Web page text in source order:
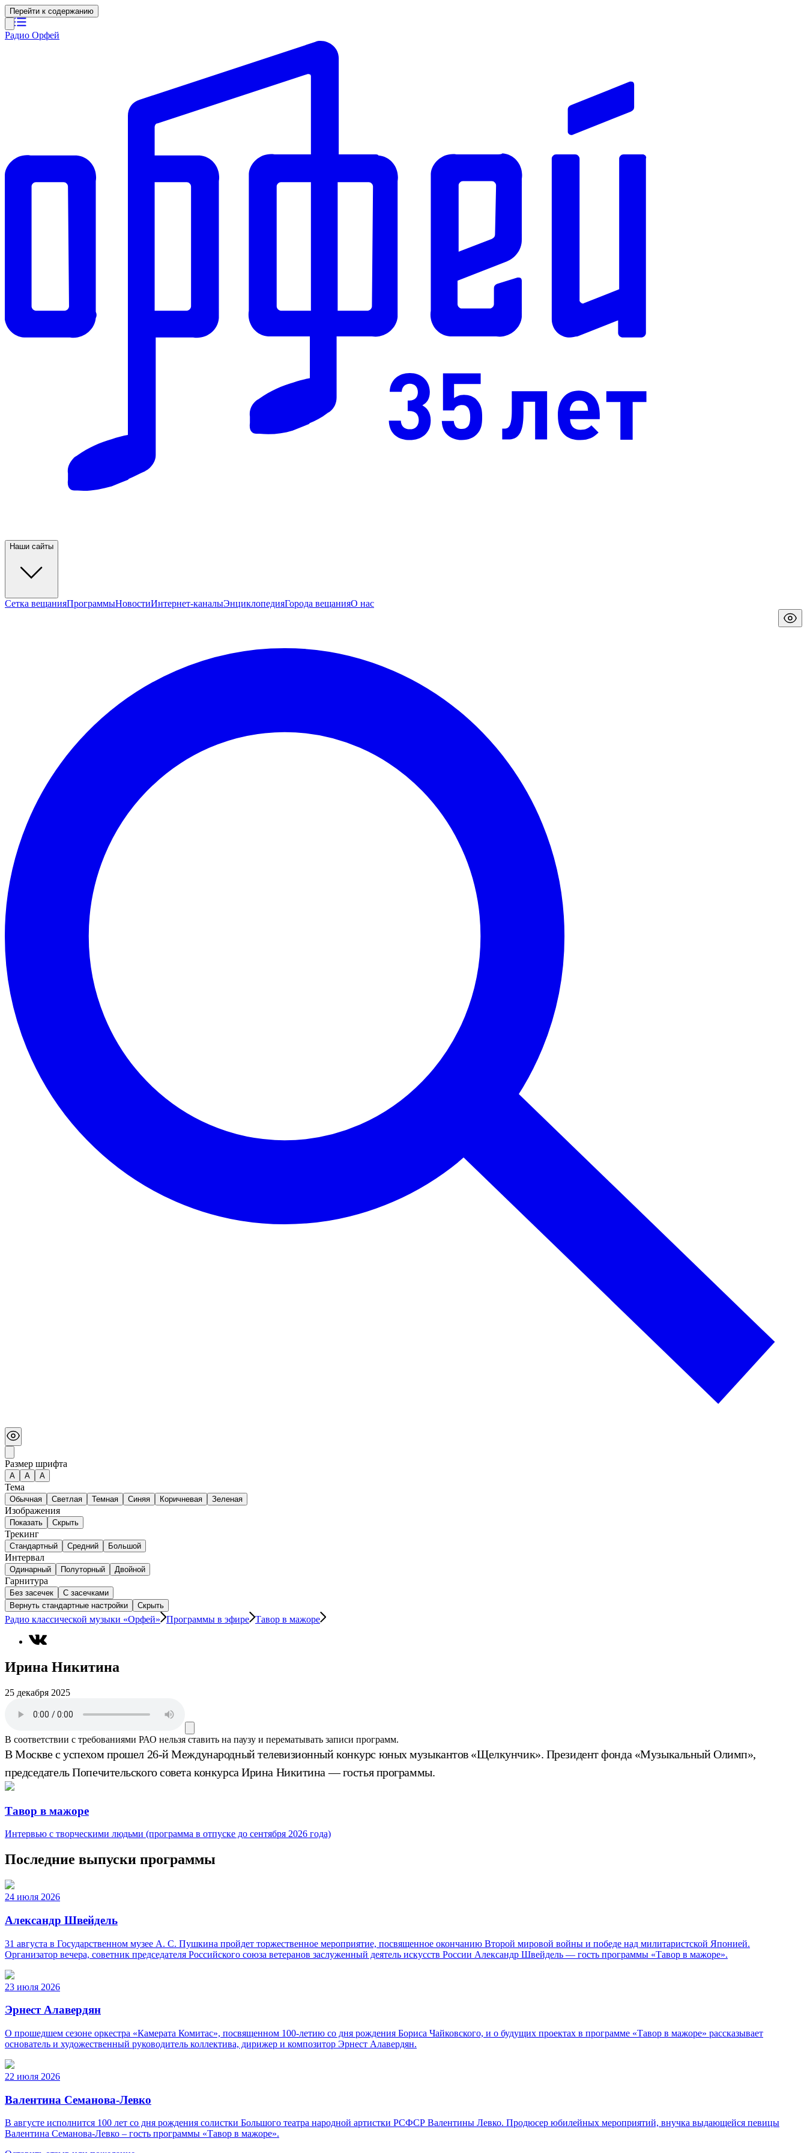
Перейти к содержанию
Радио Орфей
Наши сайты
Сетка вещанияПрограммыНовостиИнтернет-каналыЭнциклопедияГорода вещанияО нас
Размер шрифта
А A A
Тема
Обычная Светлая Темная Синяя Коричневая Зеленая
Изображения
Показать Скрыть
Трекинг
Стандартный Средний Большой
Интервал
Одинарный Полуторный Двойной
Гарнитура
Без засечек
С засечками
Вернуть стандартные настройки
Скрыть
Радио классической музыки «Орфей» Программы в эфире Тавор в мажоре
Ирина Никитина
25 декабря 2025
В соответствии с требованиями РАО нельзя ставить на паузу и перематывать записи программ.
В Москве с успехом прошел 26-й Международный телевизионный конкурс юных музыкантов «Щелкунчик». Президент фонда «Музыкальный Олимп»,
председатель Попечительского совета конкурса Ирина Никитина — гостья программы.
Тавор в мажоре
Интервью с творческими людьми (программа в отпуске до сентября 2026 года)
Последние выпуски программы
24 июля 2026
Александр Швейдель
31 августа в Государственном музее А. С. Пушкина пройдет торжественное мероприятие, посвященное окончанию Второй мировой войны и победе над милитаристской Японией.
Организатор вечера, советник председателя Российского союза ветеранов заслуженный деятель искусств России Александр Швейдель — гость программы «Тавор в мажоре».
23 июля 2026
Эрнест Алавердян
О прошедшем сезоне оркестра «Камерата Комитас», посвященном 100-летию со дня рождения Бориса Чайковского, и о будущих проектах в программе «Тавор в мажоре» рассказывает
основатель и художественный руководитель коллектива, дирижер и композитор Эрнест Алавердян.
22 июля 2026
Валентина Семанова-Левко
В августе исполнится 100 лет со дня рождения солистки Большого театра народной артистки РСФСР Валентины Левко. Продюсер юбилейных мероприятий, внучка выдающейся певицы
Валентина Семанова-Левко – гость программы «Тавор в мажоре».